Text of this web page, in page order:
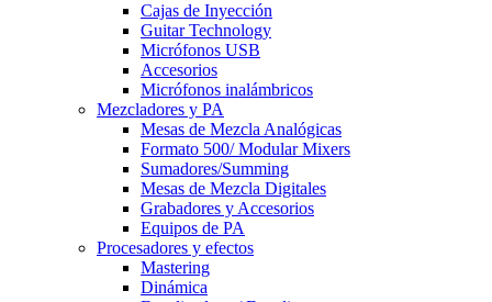
Cajas de Inyección
Guitar Technology
Micrófonos USB
Accesorios
Micrófonos inalámbricos
Mezcladores y PA
Mesas de Mezcla Analógicas
Formato 500/ Modular Mixers
Sumadores/Summing
Mesas de Mezcla Digitales
Grabadores y Accesorios
Equipos de PA
Procesadores y efectos
Mastering
Dinámica